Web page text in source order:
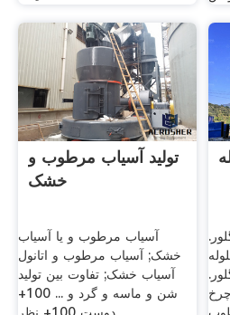
تولید آسیاب مرطوب و
خشک
آسیاب مرطوب و یا آسیاب
خشک; آسیاب مرطوب و اتانول
آسیاب خشک; تفاوت بین تولید
شن و ماسه و گرد و ... 100+